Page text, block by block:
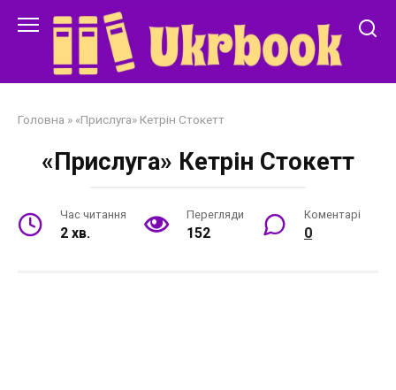
Головна » «Прислуга» Кетрін Стокетт
«Прислуга» Кетрін Стокетт
Час читання
2 хв.
Перегляди
152
Коментарі
0